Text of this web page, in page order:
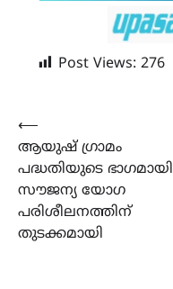
Post Views: 276
Post
navigation
⟵
ആയുഷ് ഗ്രാമം
പദ്ധതിയുടെ ഭാഗമായി
സൗജന്യ യോഗ
പരിശീലനത്തിന്
തുടക്കമായി